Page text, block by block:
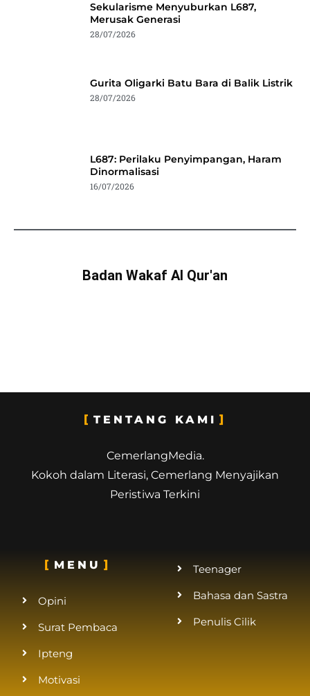
Sekularisme Menyuburkan L687,
Merusak Generasi
28/07/2026
Gurita Oligarki Batu Bara di Balik Listrik
28/07/2026
L687: Perilaku Penyimpangan, Haram
Dinormalisasi
16/07/2026
Badan Wakaf Al Qur'an
TENTANG KAMI
CemerlangMedia.
Kokoh dalam Literasi, Cemerlang Menyajikan
Peristiwa Terkini
MENU
Opini
Surat Pembaca
Ipteng
Motivasi
Teenager
Bahasa dan Sastra
Penulis Cilik